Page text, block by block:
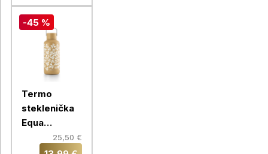
-45 %
Termo
steklenička
Equa
Timeless,
600 ml,
25,50 €